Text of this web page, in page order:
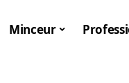
Minceur